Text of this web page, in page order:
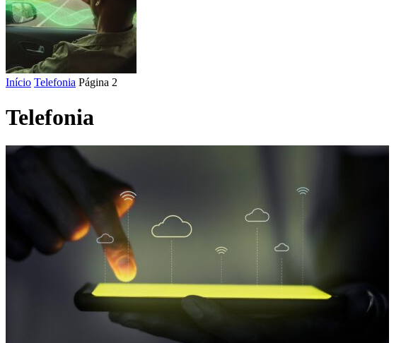
Início Telefonia Página 2
Telefonia